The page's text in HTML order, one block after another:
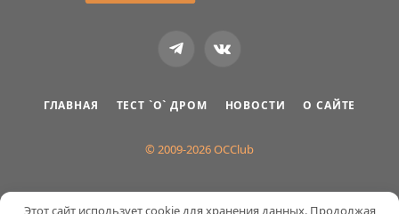
TelegramVKontakte
ГЛАВНАЯ ТЕСТ `О` ДРОМ НОВОСТИ О САЙТЕ
© 2009-2026 OCClub
Этот сайт использует cookie для хранения данных. Продолжая